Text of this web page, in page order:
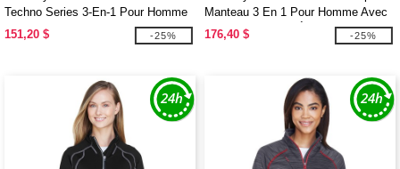
Techno Series 3-En-1 Pour Homme
Avec Garniture Armurée
151,20 $ -25%
Manteau 3 En 1 Pour Homme Avec
Manteau Intérieur À Extérieur Doux
176,40 $ -25%